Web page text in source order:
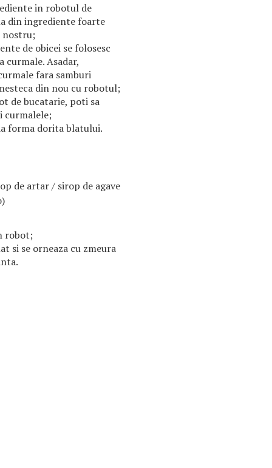
in robotul de
din ingrediente foarte
nostru;
de obicei se folosesc
curmale. Asadar,
fara samburi
din nou cu robotul;
de bucatarie, poti sa
curmalele;
forma dorita blatului.
de artar / sirop de agave
robot;
si se orneaza cu zmeura